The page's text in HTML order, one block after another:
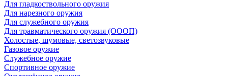
Для гладкоствольного оружия
Для нарезного оружия
Для служебного оружия
Для травматического оружия (ОООП)
Холостые, шумовые, светозвуковые
Газовое оружие
Служебное оружие
Спортивное оружие